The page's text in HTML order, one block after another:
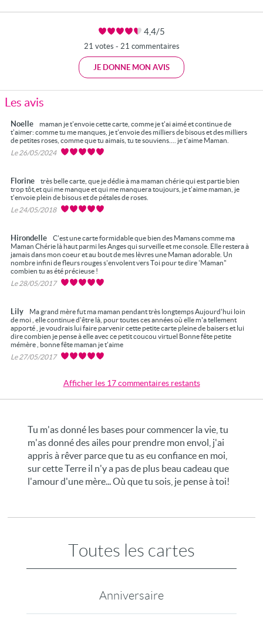
4,4/5
21 votes - 21 commentaires
JE DONNE MON AVIS
Les avis
Noelle
maman je t'envoie cette carte, comme je t'ai aimé et continue de
t'aimer: comme tu me manques, je t'envoie des milliers de bisous et des milliers
de petites roses, comme que tu aimais, tu te souviens.... je t'aime Maman.
Le 26/05/2024
Florine
très belle carte, que je dédie à ma maman chérie qui est partie bien
trop tôt,et qui me manque et qui me manquera toujours, je t'aime maman, je
t'envoie plein de bisous et de pétales de roses.
Le 24/05/2018
Hirondelle
C'est une carte formidable que bien des Mamans comme ma
Maman Chérie là haut parmi les Anges qui surveille et me console. Elle restera à
jamais dans mon coeur et au bout de mes lèvres une Maman adorable. Un
nombre infini de fleurs rouges s'envolent vers Toi pour te dire 'Maman"
combien tu as été précieuse !
Le 28/05/2017
Lily
Ma grand mère fut ma maman pendant très longtemps Aujourd'hui loin
de moi , elle continue d'être là, pour toutes ces années où elle m'a tellement
apporté , je voudrais lui faire parvenir cette petite carte pleine de baisers et lui
dire combien je pense à elle avec ce petit coucou virtuel Bonne fête petite
mémère , bonne fête maman je t'aime
Le 27/05/2017
Afficher les 17 commentaires restants
Tu m'as donné les bases pour commencer la vie, tu
m'as donné des ailes pour prendre mon envol, j'ai
appris à rêver parce que tu as eu confiance en moi,
sur cette Terre il n'y a pas de plus beau cadeau que
l'amour d'une mère... Où que tu sois, je pense à toi!
Toutes les cartes
Anniversaire